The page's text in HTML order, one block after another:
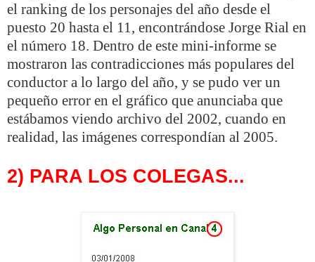
el ranking de los personajes del año desde el
puesto 20 hasta el 11, encontrándose Jorge Rial en
el número 18. Dentro de este mini-informe se
mostraron las contradicciones más populares del
conductor a lo largo del año, y se pudo ver un
pequeño error en el gráfico que anunciaba que
estábamos viendo archivo del 2002, cuando en
realidad, las imágenes correspondían al 2005.
2) PARA LOS COLEGAS...